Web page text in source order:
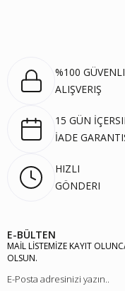
%100 GÜVENLI
ALIŞVERIŞ
15 GÜN
İADE
HIZLI
GÖNDERI
E-BÜLTEN
MAİL LİSTEMİZE KAYIT
OLSUN.